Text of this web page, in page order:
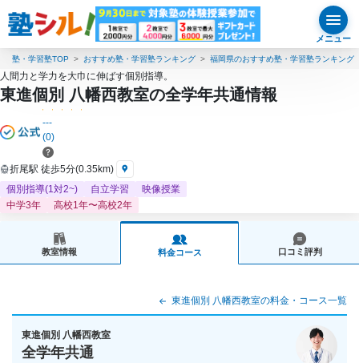
メニュー
塾・学習塾TOP おすすめ塾・学習塾ランキング 福岡県のおすすめ塾・学習塾ランキング
人間力と学力を大巾に伸ばす個別指導。
東進個別 八幡西教室の全学年共通情報
---
(0)
折尾駅 徒歩5分(0.35km)
個別指導(1対2~)
自立学習
映像授業
中学3年
高校1年〜高校2年
教室情報 料金コース 口コミ評判
東進個別 八幡西教室の料金・コース一覧
東進個別 八幡西教室
全学年共通